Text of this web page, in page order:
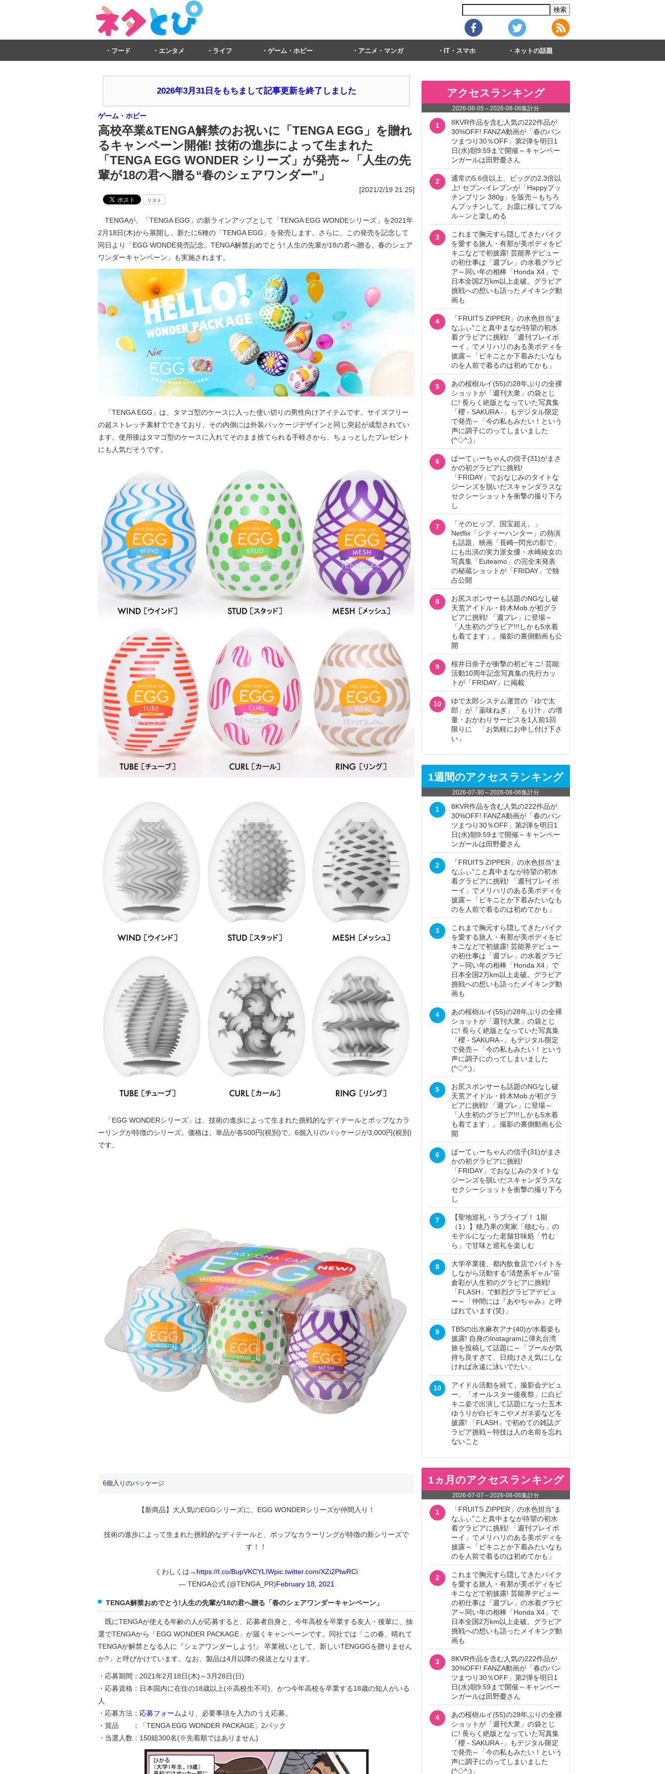
フード エンタメ ライフ ゲーム・ホビー アニメ・マンガ IT・スマホ ネットの話題
2026年3月31日をもちまして記事更新を終了しました
ゲーム・ホビー
高校卒業&TENGA解禁のお祝いに「TENGA EGG」を贈れ
るキャンペーン開催! 技術の進歩によって生まれた
「TENGA EGG WONDER シリーズ」が発売～「人生の先
輩が18の君へ贈る“春のシェアワンダー”」
[2021/2/19 21:25]
リスト
TENGAが、「TENGA EGG」の新ラインアップとして「TENGA EGG WONDEシリーズ」を2021年
2月18日(木)から展開し、新たに6種の「TENGA EGG」を発売します。さらに、この発売を記念して
同日より「EGG WONDE発売記念。TENGA解禁おめでとう! 人生の先輩が18の君へ贈る、春のシェア
ワンダーキャンペーン」も実施されます。
「TENGA EGG」は、タマゴ型のケースに入った使い切りの男性向けアイテムです。サイズフリー
の超ストレッチ素材でできており、その内側には外装パッケージデザインと同じ突起が成型されてい
ます。使用後はタマゴ型のケースに入れてそのまま捨てられる手軽さから、ちょっとしたプレゼント
にも人気だそうです。
「EGG WONDERシリーズ」は、技術の進歩によって生まれた挑戦的なディテールとポップなカラ
ーリングが特徴のシリーズ。価格は、単品が各500円(税別)で、6個入りのパッケージが3,000円(税別)
です。
6個入りのパッケージ
【新商品】大人気のEGGシリーズに、EGG WONDERシリーズが仲間入り！
技術の進歩によって生まれた挑戦的なディテールと、ポップなカラーリングが特徴の新シリーズで
す！！
くわしくは→ https://t.co/BupVKCYLIWpic.twitter.com/XZi2PtwRCi
— TENGA公式 (@TENGA_PR)February 18, 2021
TENGA解禁おめでとう!人生の先輩が18の君へ贈る「春のシェアワンダーキャンペーン」
既にTENGAが使える年齢の人が応募すると、応募者自身と、今年高校を卒業する友人・後輩に、抽
選でTENGAから「EGG WONDER PACKAGE」が届くキャンペーンです。同社では「この春、晴れて
TENGAが解禁となる人に『シェアワンダーしよう!』 卒業祝いとして、新しいTENGGGを贈りません
か?」と呼びかけています。なお、製品は4月以降の発送となります。
・応募期間：2021年2月18日(木)～3月28日(日)
・応募資格：日本国内に在住の18歳以上(※高校生不可)、かつ今年高校を卒業する18歳の知人がいる
人
・応募方法： 応募フォームより、必要事項を入力のうえ応募。
・賞品 ：「TENGA EGG WONDER PACKAGE」2バック
・当選人数：150組300名(※先着順ではありません)
アクセスランキング
2026-08-05 ～2026-08-06集計分
1
8KVR作品を含む人気の222作品が
30%OFF! FANZA動画が「春のパン
ツまつり30％OFF」第2弾を明日1
日(水)朝9:59まで開催～キャンペー
ンガールは田野憂さん
2
通常の5.6倍以上、ビッグの2.3倍以
上! セブン‐イレブンが「Happyプッ
チンプリン 380g」を販売～もちろ
んプッチンして、お皿に移してプル
ル～ンと楽しめる
3
これまで胸元すら隠してきたバイク
を愛する旅人・有那が美ボディをビ
キニなどで初披露! 芸能界デビュー
の初仕事は「週プレ」の水着グラビ
ア～同い年の相棒「Honda X4」で
日本全国2万km以上走破。グラビア
挑戦への想いも語ったメイキング動
画も
4
「FRUITS ZIPPER」の水色担当“ま
なふぃ”こと真中まなが待望の初水
着グラビアに挑戦! 「週刊プレイボ
ーイ」でメリハリのある美ボディを
披露～「ビキニとか下着みたいなも
のを人前で着るのは初めてかも」
5
あの桜樹ルイ(55)の28年ぶりの全裸
ショットが「週刊大衆」の袋とじ
に! 長らく絶版となっていた写真集
「櫻 - SAKURA -」もデジタル限定
で発売～「今の私もみたい！という
声に調子にのってしまいました
(^◇^;)」
6
ぱーてぃーちゃんの信子(31)がまさ
かの初グラビアに挑戦!
「FRIDAY」でおなじみのタイトな
ジーンズを脱いだスキャンダラスな
セクシーショットを衝撃の撮り下ろ
し
7
「そのヒップ、国宝超え。」
Netflix「シティーハンター」の熱演
も話題、映画「長崎─閃光の影で」
にも出演の実力派女優・水崎綾女の
写真集「Euteamo」の完全未発表
の秘蔵ショットが「FRIDAY」で独
占公開
8
お尻スポンサーも話題のNGなし破
天荒アイドル・鈴木Mob.が初グラ
ビアに挑戦! 「週プレ」に登場～
「人生初のグラビア!!!しかも5水着
も着てます」。撮影の裏側動画も公
開
9
桜井日奈子が衝撃の初ビキニ! 芸能
活動10周年記念写真集の先行カッ
トが「FRIDAY」に掲載
10
ゆで太郎システム運営の「ゆで太
郎」が「薬味ねぎ」「もり汁」の増
量・おかわりサービスを1人前1回
限りに 「お気軽にお申し付け下さ
い」
1週間のアクセスランキング
2026-07-30～2026-08-06集計分
1
8KVR作品を含む人気の222作品が
30%OFF! FANZA動画が「春のパン
ツまつり30％OFF」第2弾を明日1
日(水)朝9:59まで開催～キャンペー
ンガールは田野憂さん
2
「FRUITS ZIPPER」の水色担当“ま
なふぃ”こと真中まなが待望の初水
着グラビアに挑戦! 「週刊プレイボ
ーイ」でメリハリのある美ボディを
披露～「ビキニとか下着みたいなも
のを人前で着るのは初めてかも」
3
これまで胸元すら隠してきたバイク
を愛する旅人・有那が美ボディをビ
キニなどで初披露! 芸能界デビュー
の初仕事は「週プレ」の水着グラビ
ア～同い年の相棒「Honda X4」で
日本全国2万km以上走破。グラビア
挑戦への想いも語ったメイキング動
画も
4
あの桜樹ルイ(55)の28年ぶりの全裸
ショットが「週刊大衆」の袋とじ
に! 長らく絶版となっていた写真集
「櫻 - SAKURA -」もデジタル限定
で発売～「今の私もみたい！という
声に調子にのってしまいました
(^◇^;)」
5
お尻スポンサーも話題のNGなし破
天荒アイドル・鈴木Mob.が初グラ
ビアに挑戦! 「週プレ」に登場～
「人生初のグラビア!!!しかも5水着
も着てます」。撮影の裏側動画も公
開
6
ぱーてぃーちゃんの信子(31)がまさ
かの初グラビアに挑戦!
「FRIDAY」でおなじみのタイトな
ジーンズを脱いだスキャンダラスな
セクシーショットを衝撃の撮り下ろ
し
7
【聖地巡礼・ラブライブ！ 1期
（1）】穂乃果の実家「穂むら」の
モデルになった老舗甘味処「竹む
ら」で甘味と巡礼を楽しむ
8
大学卒業後、都内飲食店でバイトを
しながら活動する“清楚系ギャル”笹
倉彩が人生初のグラビアに挑戦!
「FLASH」で鮮烈グラビアデビュ
ー～「仲間には『あやちゃみ』と呼
ばれています(笑)」
9
TBSの出水麻衣アナ(40)が水着姿も
披露! 自身のInstagramに弾丸台湾
旅を投稿して話題に～「プールが気
持ち良すぎて、日焼けさえ気にしな
ければ永遠に泳いでたい」
10
アイドル活動を経て、撮影会デビュ
ー、「オールスター後夜祭」に白ビ
キニ姿で出演して話題になった五木
ゆうりが白ビキニやメガネ姿などを
披露! 「FLASH」で初めての雑誌グ
ラビア挑戦～特技は人の名前を忘れ
ないこと
1ヵ月のアクセスランキング
2026-07-07 ～2026-08-06集計分
1
「FRUITS ZIPPER」の水色担当“ま
なふぃ”こと真中まなが待望の初水
着グラビアに挑戦! 「週刊プレイボ
ーイ」でメリハリのある美ボディを
披露～「ビキニとか下着みたいなも
のを人前で着るのは初めてかも」
2
これまで胸元すら隠してきたバイク
を愛する旅人・有那が美ボディをビ
キニなどで初披露! 芸能界デビュー
の初仕事は「週プレ」の水着グラビ
ア～同い年の相棒「Honda X4」で
日本全国2万km以上走破。グラビア
挑戦への想いも語ったメイキング動
画も
3
8KVR作品を含む人気の222作品が
30%OFF! FANZA動画が「春のパン
ツまつり30％OFF」第2弾を明日1
日(水)朝9:59まで開催～キャンペー
ンガールは田野憂さん
4
あの桜樹ルイ(55)の28年ぶりの全裸
ショットが「週刊大衆」の袋とじ
に! 長らく絶版となっていた写真集
「櫻 - SAKURA -」もデジタル限定
で発売～「今の私もみたい！という
声に調子にのってしまいました
(^◇^;)」